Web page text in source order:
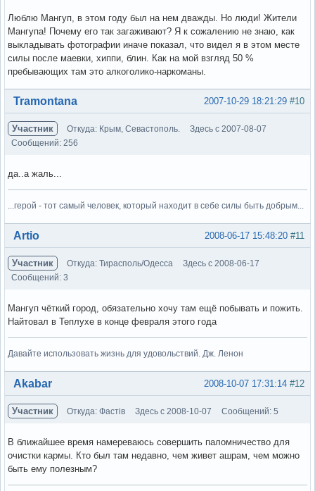
Люблю Мангуп, в этом году был на нем дважды. Но люди! Жители
Мангупа! Почему его так загаживают? Я к сожалению не знаю, как
выкладывать фотографии иначе показал, что видел я в этом месте
силы после маевки, хиппи, блин. Как на мой взгляд 50 %
пребывающих там это алкоголико-наркоманы.
Вне форума #10
2007-10-29 18:21:29
Tramontana
Участник Откуда: Крым, Севастополь.
Здесь с 2007-08-07
Сообщений: 256
да..а жаль...
...герой - тот самый человек, который находит в себе силы быть добрым...
Вне форума #11
2008-06-17 15:48:20
Artio
Участник Откуда: Тирасполь/Одесса
Здесь с 2008-06-17
Сообщений: 3
Мангуп чёткий город, обязательно хочу там ещё побывать и пожить.
Найтовал в Теплухе в конце февраля этого года
Давайте использовать жизнь для удовольствий. Дж. Ленон
Вне форума #12
2008-10-07 17:31:14
Akabar
Участник Откуда: Фастів Здесь с 2008-10-07 Сообщений: 5
В ближайшее время намереваюсь совершить паломничество для
очистки кармы. Кто был там недавно, чем живет ашрам, чем можно
быть ему полезным?